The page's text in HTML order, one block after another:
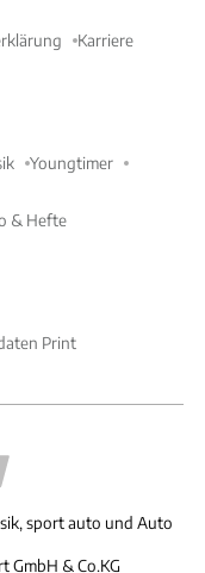
Karriere
Youngtimer
& Hefte
Print
sport auto und Auto
GmbH & Co.KG